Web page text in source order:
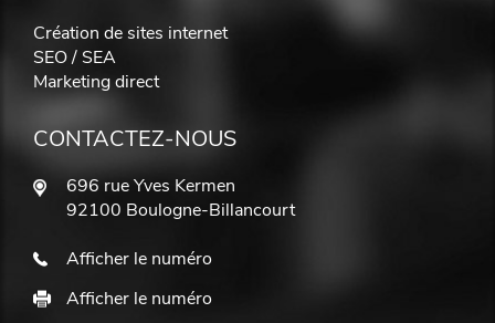
Création de sites internet
SEO / SEA
Marketing direct
CONTACTEZ-NOUS
696 rue Yves Kermen
92100 Boulogne-Billancourt
Afficher le numéro
Afficher le numéro